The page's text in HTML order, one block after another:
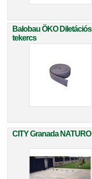
Balobau ÖKO
tekercs
CITY Granada